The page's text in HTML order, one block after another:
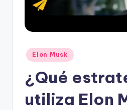
Publicado
en
Elon Musk
¿Qué
utiliza Elon